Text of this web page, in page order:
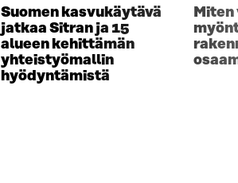
Suomen kasvukäytävä
jatkaa Sitran ja 15
alueen kehittämän
yhteistyömallin
hyödyntämistä